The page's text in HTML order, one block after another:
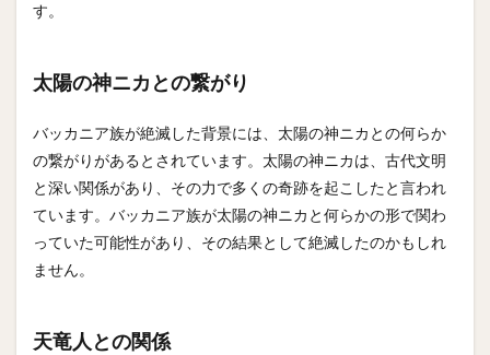
す。
太陽の神ニカとの繋がり
バッカニア族が絶滅した背景には、太陽の神ニカとの何らか
の繋がりがあるとされています。太陽の神ニカは、古代文明
と深い関係があり、その力で多くの奇跡を起こしたと言われ
ています。バッカニア族が太陽の神ニカと何らかの形で関わ
っていた可能性があり、その結果として絶滅したのかもしれ
ません。
天竜人との関係